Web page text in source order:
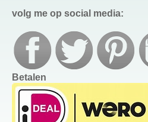
volg me op social media:
Betalen